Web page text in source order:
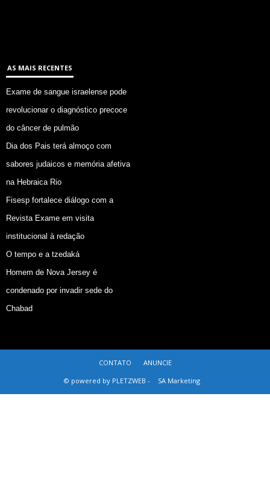
AS MAIS RECENTES
Exame de sangue israelense pode
revolucionar o diagnóstico precoce
do câncer de pulmão
Dia dos Pais terá almoço com
sabores judaicos e memória afetiva
na Hebraica Rio
Fisesp fortalece diálogo com a
Revista Exame em visita
institucional à redação
O tempo e a tzedaká
Homem de Nova Jersey é
condenado por invadir sede do
Chabad
CONTATO
ANUNCIE
© powered by PLETZWEB -
SA Marketing